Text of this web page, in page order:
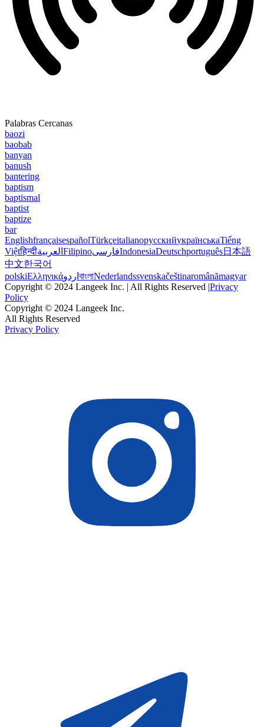
Palabras Cercanas
baozi
baobab
banyan
banush
bantering
baptism
baptismal
baptist
baptize
bar
EnglishfrançaisespañolTürkçeitalianoрусскийукраїнськаTiếng
Việtहिन्दीالعربية FilipinoفارسیIndonesiaDeutschportuguês日本語
中文한국어
polskiΕλληνικάاردو বাংলাNederlandssvenskačeštinaromânămagyar
Copyright © 2024 Langeek Inc. | All Rights Reserved |Privacy
Policy
Copyright © 2024 Langeek Inc.
All Rights Reserved
Privacy Policy